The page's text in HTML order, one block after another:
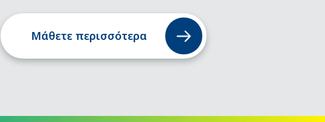
Μάθετε περισσότερα